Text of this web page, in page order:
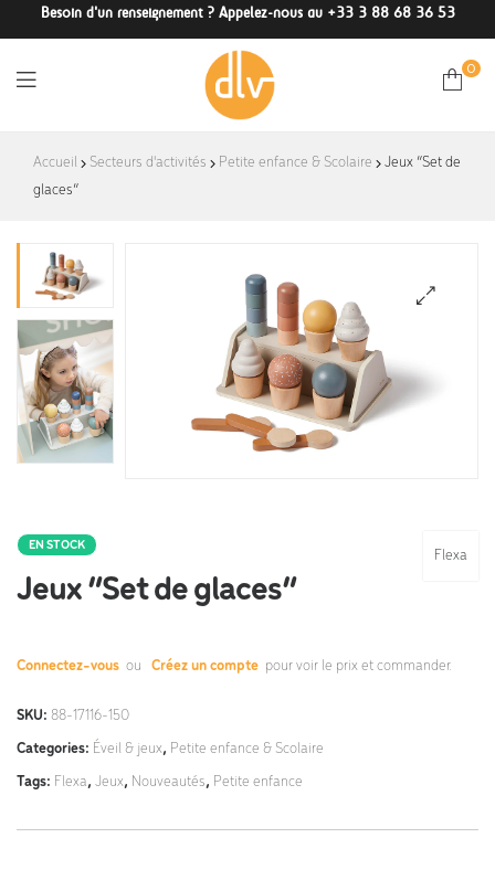
Besoin d'un renseignement ? Appelez-nous au +33 3 88 68 36 53
DLV-
0
Accueil Secteurs d'activités Petite enfance & Scolaire
Jeux “Set de
glaces”
Flexa
EN STOCK
Jeux “Set de glaces”
Connectez-vous ou Créez un compte pour voir le prix et commander.
SKU: 88-17116-150
Categories: Éveil & jeux, Petite enfance & Scolaire
Tags: Flexa, Jeux, Nouveautés, Petite enfance